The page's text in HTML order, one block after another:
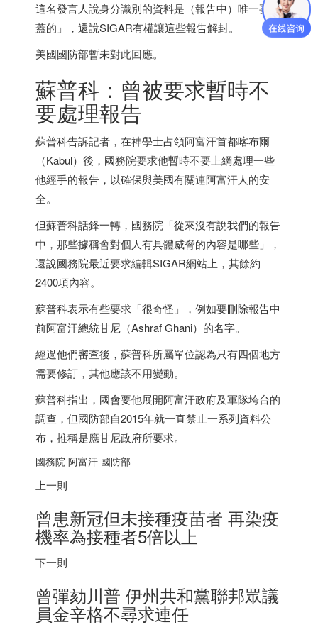
這名發言人說身分識別的資料是（報告中）唯一要掩
蓋的」，還說SIGAR有權讓這些報告解封。
美國國防部暫未對此回應。
蘇普科：曾被要求暫時不
要處理報告
蘇普科告訴記者，在神學士占領阿富汗首都喀布爾
（Kabul）後，國務院要求他暫時不要上網處理一些
他經手的報告，以確保與美國有關連阿富汗人的安
全。
但蘇普科話鋒一轉，國務院「從來沒有說我們的報告
中，那些據稱會對個人有具體威脅的內容是哪些」，
還說國務院最近要求編輯SIGAR網站上，其餘約
2400項內容。
蘇普科表示有些要求「很奇怪」，例如要刪除報告中
前阿富汗總統甘尼（Ashraf Ghani）的名字。
經過他們審查後，蘇普科所屬單位認為只有四個地方
需要修訂，其他應該不用變動。
蘇普科指出，國會要他展開阿富汗政府及軍隊垮台的
調查，但國防部自2015年就一直禁止一系列資料公
布，推稱是應甘尼政府所要求。
國務院 阿富汗 國防部
上一則
曾患新冠但未接種疫苗者 再染疫
機率為接種者5倍以上
下一則
曾彈劾川普 伊州共和黨聯邦眾議
員金辛格不尋求連任